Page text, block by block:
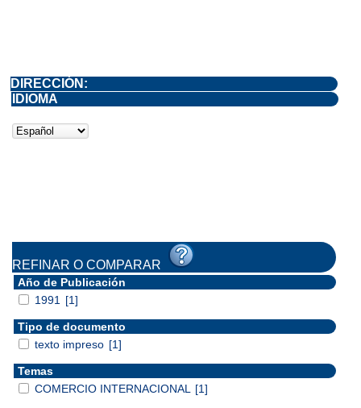
DIRECCIÓN:
IDIOMA
REFINAR O COMPARAR
Año de Publicación
1991
[1]
Tipo de documento
texto impreso [1]
Temas
COMERCIO INTERNACIONAL
[1]